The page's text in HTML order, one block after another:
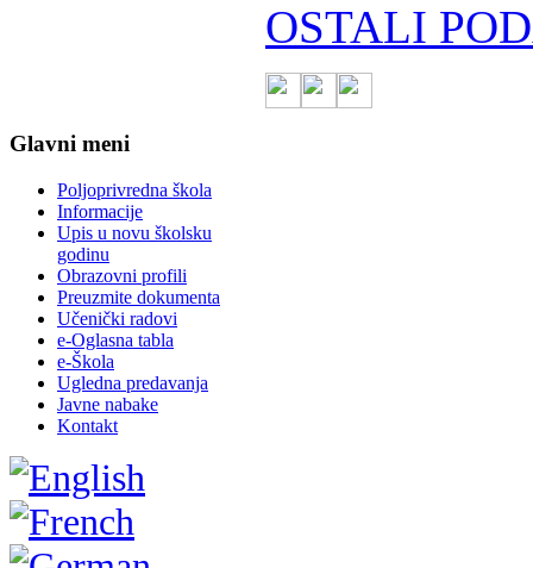
OSTALI
Glavni meni
Poljoprivredna škola
Informacije
Upis u novu školsku
godinu
Obrazovni profili
Preuzmite dokumenta
Učenički radovi
e-Oglasna tabla
e-Škola
Ugledna predavanja
Javne nabake
Kontakt